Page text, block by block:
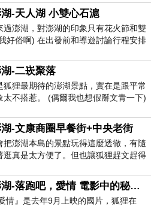
湖-天人湖 小雙心石滬
過澎湖，對澎湖的印象只有花火節和雙
好俗啊) 在出發前和導遊討論行程安排
湖-二崁聚落
狐狸最期待的澎湖景點，實在是跟平常
太不搭惹。 (偶爾我也想假掰文青一下)
湖-文康商圈早餐街+中央老街
把澎湖本島的景點玩得這麼透徹，有隨
逛真是太方便了。但也讓狐狸趕文趕得
...
《遊》澎湖-落跑吧，愛情 電影中的秘密景點
情』是去年9月上映的國片，狐狸在